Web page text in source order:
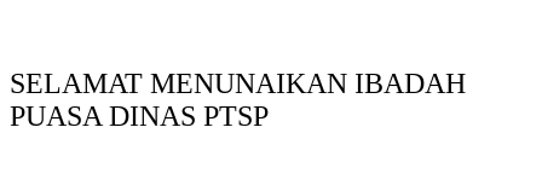
SELAMAT MENUNAIKAN IBADAH
PUASA DINAS PTSP